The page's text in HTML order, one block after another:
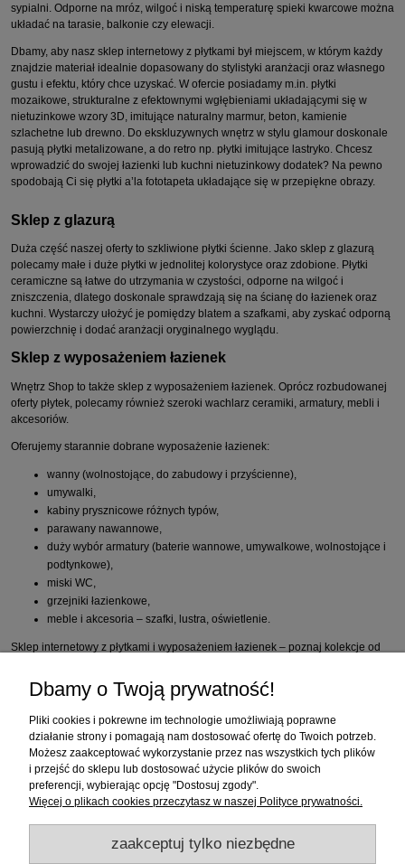
sypialni. Odporne na mróz, wilgoć i niską temperaturę spieki kwarcowe można
układać na tarasie, balkonie czy elewacji.
Dbamy, aby nasz sklep internetowy z płytkami był miejscem, w którym każdy
znajdzie materiał idealnie dopasowany do stylistyki aranżacji oraz własnego
gustu i efektu, który chce uzyskać. W ofercie posiadamy m.in. płytki
mozaikowe, strukturalne z efektownymi wgłębieniami układającymi się w
nietuzinkowe wzory 3D, imitujące naturalny marmur, beton, kamienie
szlachetne lub drewno. Do ekskluzywnych wnętrz w stylu glamour doskonale
pasują płytki metalizowane, a do retro np. płytki imitujące lastryko. Chcesz
wprowadzić do swojej łazienki lub kuchni nietuzinkowy dodatek? Na pewno
spodobają Ci się płytki a’la fototapeta układające się w przepiękne obrazy.
Sklep z glazurą
Duża część naszej oferty to szkliwione płytki ścienne. Jako sklep z glazurą
polecamy małe i duże płytki w jednolitej kolorystyce oraz zdobione. Płytki
ceramiczne są łatwe do utrzymania w czystości, odporne na wilgoć i
zniszczenia, dlatego doskonale sprawdzają się na ścianę do łazienek oraz
kuchni. Wystarczy ułożyć je pomiędzy blatem a szafkami, aby zyskać odporną
powierzchnię i dodać aranżacji oryginalnego wyglądu.
Sklep z wyposażeniem łazienek
Wnętrz Shop to także sklep z wyposażeniem łazienek. Oprócz rozbudowanej
oferty płytek, polecamy również szeroki wachlarz ceramiki, armatury, mebli i
akcesoriów.
Oferujemy starannie dobrane wyposażenie łazienek:
wanny (wolnostojące, do zabudowy i przyścienne),
umywalki,
kabiny prysznicowe różnych typów,
parawany nawannowe,
duży wybór armatury (baterie wannowe, umywalkowe, wolnostojące i
podtynkowe),
miski WC,
grzejniki łazienkowe,
meble i akcesoria – szafki, lustra, oświetlenie.
Sklep internetowy z płytkami i wyposażeniem łazienek – poznaj kolekcje od
Zakupy
Pomoc
Moje konto
Informacje
Dbamy o Twoją prywatność!
Pliki cookies i pokrewne im technologie umożliwiają poprawne
działanie strony i pomagają nam dostosować ofertę do Twoich potrzeb.
Możesz zaakceptować wykorzystanie przez nas wszystkich tych plików
i przejść do sklepu lub dostosować użycie plików do swoich
preferencji, wybierając opcję "Dostosuj zgody".
Więcej o plikach cookies przeczytasz w naszej Polityce prywatności.
zaakceptuj tylko niezbędne